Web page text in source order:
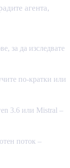
агента,
за да изследвате
по-кратки или
3.6 или Mistral –
поток –